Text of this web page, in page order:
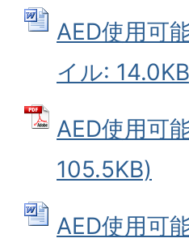
AED使用可
イル:
AED使用可
105.5KB)
AED使用可